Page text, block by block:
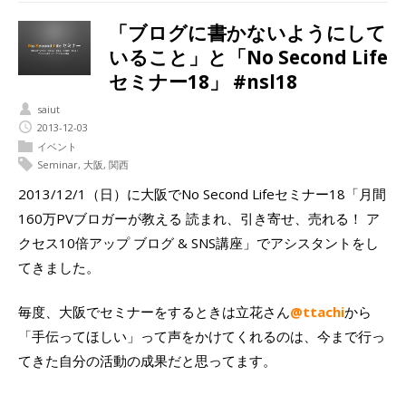
「ブログに書かないようにして
いること」と「No Second Life
セミナー18」 #nsl18
saiut
2013-12-03
イベント
Seminar, 大阪, 関西
2013/12/1（日）に大阪でNo Second Lifeセミナー18「月間
160万PVブロガーが教える 読まれ、引き寄せ、売れる！ ア
クセス10倍アップ ブログ & SNS講座」でアシスタントをし
てきました。
毎度、大阪でセミナーをするときは立花さん@ttachiから
「手伝ってほしい」って声をかけてくれるのは、今まで行っ
てきた自分の活動の成果だと思ってます。